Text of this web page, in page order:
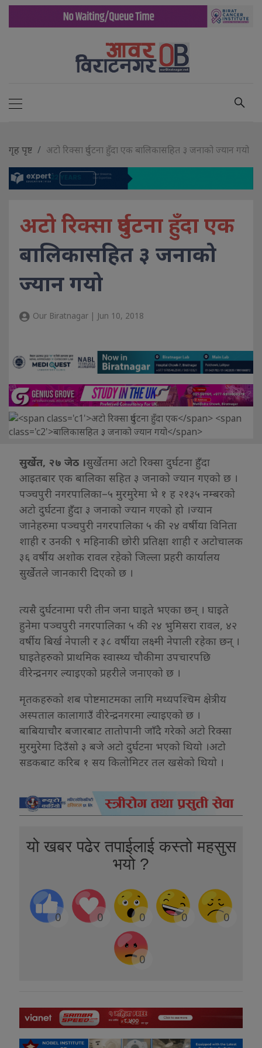
गृह पृष्ट अटो रिक्सा दुर्घटना हुँदा एक बालिकासहित ३ जनाको ज्यान गयो
अटो रिक्सा दुर्घटना हुँदा एक
बालिकासहित ३ जनाको
ज्यान गयो
Our Biratnagar | Jun 10, 2018
सुर्खेत, २७ जेठ ।सुर्खेतमा अटो रिक्सा दुर्घटना हुँदा
आइतबार एक बालिका सहित ३ जनाको ज्यान गएको छ ।
पञ्चपुरी नगरपालिका–५ मुरमुरेमा भे १ ह २१३५ नम्बरको
अटो दुर्घटना हुँदा ३ जनाको ज्यान गएको हो ।ज्यान
जानेहरुमा पञ्चपुरी नगरपालिका ५ की २४ वर्षीया विनिता
शाही र उनकी ९ महिनाकी छोरी प्रतिक्षा शाही र अटोचालक
३६ वर्षीय अशोक रावल रहेको जिल्ला प्रहरी कार्यालय
सुर्खेतले जानकारी दिएको छ ।
त्यसै दुर्घटनामा परी तीन जना घाइते भएका छन् । घाइते
हुनेमा पञ्चपुरी नगरपालिका ५ की २४ भुमिसरा रावल, ४२
वर्षीय बिर्ख नेपाली र ३८ वर्षीया लक्ष्मी नेपाली रहेका छन् ।
घाइतेहरुको प्राथमिक स्वास्थ्य चौकीमा उपचारपछि
वीरेन्द्रनगर ल्याइएको प्रहरीले जनाएको छ ।
मृतकहरुको शब पोष्टमाटमका लागि मध्यपश्चिम क्षेत्रीय
अस्पताल कालागाउँ वीरेन्द्रनगरमा ल्याइएको छ ।
बाबियाचौर बजारबाट तातोपानी जाँदै गरेकाे अटाे रिक्सा
मुरमुुरेमा दिउँसो ३ बजे अटो दुर्घटना भएको थियो ।अटो
सडकबाट करिब १ सय किलोमिटर तल खसेको थियो ।
यो खबर पढेर तपाईलाई कस्तो महसुस
भयो ?
0 0 0 0 0
0